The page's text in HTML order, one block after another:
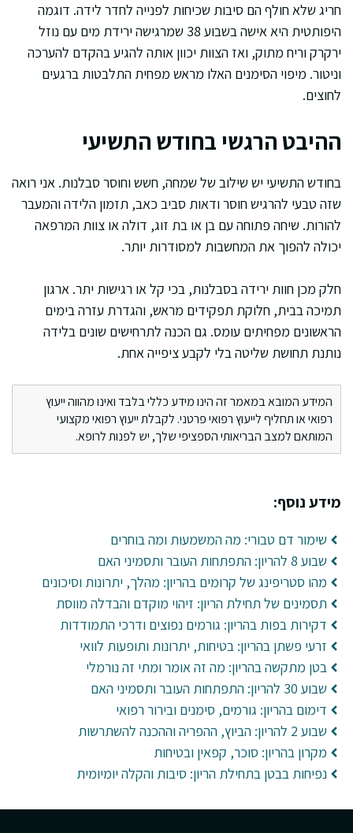
חריג שלא חולף הם סיבות שכיחות לפנייה לחדר לידה. דוגמה
היפותטית היא אישה בשבוע 38 שמרגישה ירידת מים עם נוזל
ירקרק וריח מתוק, ואז הצוות יכוון אותה להגיע בהקדם להערכה
וניטור. מיפוי הסימנים האלו מראש מפחית התלבטות ברגעים
לחוצים.
ההיבט הרגשי בחודש התשיעי
בחודש התשיעי יש שילוב של שמחה, חשש וחוסר סבלנות. אני רואה
שזה טבעי להרגיש חוסר ודאות סביב כאב, תזמון הלידה והמעבר
להורות. שיחה פתוחה עם בן או בת זוג, דולה או צוות המרפאה
יכולה להפוך את המחשבות למסודרות יותר.
חלק מכן חוות ירידה בסבלנות, בכי קל או רגישות יתר. ארגון
תמיכה בבית, חלוקת תפקידים מראש, והגדרת עזרה בימים
הראשונים מפחיתים עומס. גם הכנה לתרחישים שונים בלידה
נותנת תחושת שליטה בלי לקבע ציפייה אחת.
המידע המובא במאמר זה הינו מידע כללי בלבד ואינו מהווה ייעוץ
רפואי או תחליף לייעוץ רפואי פרטני. לקבלת ייעוץ רפואי מקצועי
המותאם למצב הבריאותי הספציפי שלך, יש לפנות לרופא.
מידע נוסף:
שימור דם טבורי: מה המשמעות ומה בוחרים
שבוע 8 להריון: התפתחות העובר ותסמיני האם
מהו סטריפינג של קרומים בהריון: מהלך, יתרונות וסיכונים
תסמינים של תחילת הריון: זיהוי מוקדם והבדלה מווסת
דקירות בפות בהריון: גורמים נפוצים ודרכי התמודדות
זרעי פשתן בהריון: בטיחות, יתרונות ותופעות לוואי
בטן מתקשה בהריון: מה זה אומר ומתי זה נורמלי
שבוע 30 להריון: התפתחות העובר ותסמיני האם
דימום בהריון: גורמים, סימנים ובירור רפואי
שבוע 2 להריון: הביוץ, ההפריה וההכנה להשתרשות
מקרון בהריון: סוכר, קפאין ובטיחות
נפיחות בבטן בתחילת הריון: סיבות והקלה יומיומית